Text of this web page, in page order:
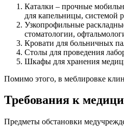
Каталки – прочные
для капельницы, системой
Узкопрофильные
стоматологии,
Кровати для больничных
Столы для проведения
Шкафы для хранения
Помимо этого, в меблировке
Требования к
Предметы обстановки